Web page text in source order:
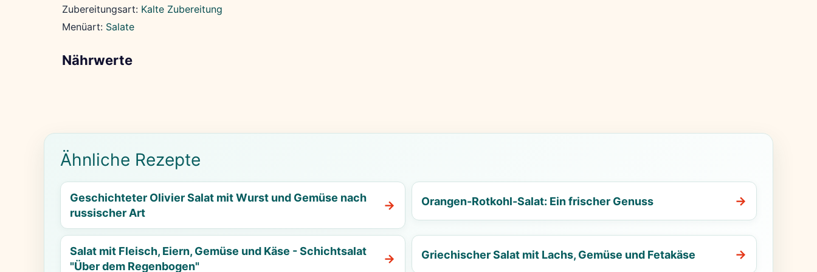
Zubereitungsart: Kalte Zubereitung
Menüart: Salate
Nährwerte
Ähnliche Rezepte
Geschichteter Olivier Salat mit Wurst und Gemüse nach
russischer Art
Orangen-Rotkohl-Salat: Ein frischer Genuss
Salat mit Fleisch, Eiern, Gemüse und Käse - Schichtsalat
"Über dem Regenbogen"
Griechischer Salat mit Lachs, Gemüse und Fetakäse